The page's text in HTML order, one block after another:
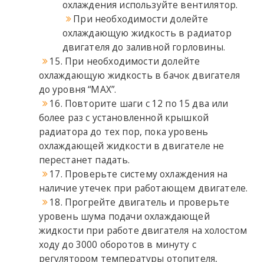
охлаждения используйте вентилятор.
При необходимости долейте
охлаждающую жидкость в радиатор
двигателя до заливной горловины.
15. При необходимости долейте
охлаждающую жидкость в бачок двигателя
до уровня “MAX”.
16. Повторите шаги с 12 по 15 два или
более раз с установленной крышкой
радиатора до тех пор, пока уровень
охлаждающей жидкости в двигателе не
перестанет падать.
17. Проверьте систему охлаждения на
наличие утечек при работающем двигателе.
18. Прогрейте двигатель и проверьте
уровень шума подачи охлаждающей
жидкости при работе двигателя на холостом
ходу до 3000 оборотов в минуту с
регулятором температуры отопителя,